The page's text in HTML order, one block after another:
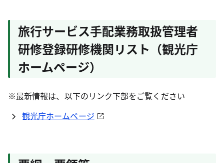
旅行サービス手配業務取扱管理者
研修登録研修機関リスト（観光庁
ホームページ）
※最新情報は、以下のリンク下部をご覧ください
観光庁ホームページ